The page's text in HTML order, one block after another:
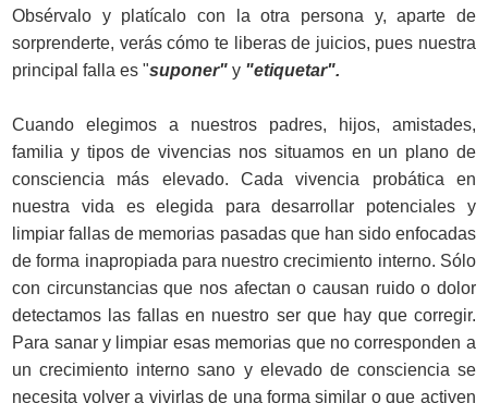
Obsérvalo y platícalo con la otra persona y, aparte de
sorprenderte, verás cómo te liberas de juicios, pues nuestra
principal falla es "suponer"y "etiquetar".
Cuando elegimos a nuestros padres, hijos, amistades,
familia y tipos de vivencias nos situamos en un plano de
consciencia más elevado. Cada vivencia probática en
nuestra vida es elegida para desarrollar potenciales y
limpiar fallas de memorias pasadas que han sido enfocadas
de forma inapropiada para nuestro crecimiento interno. Sólo
con circunstancias que nos afectan o causan ruido o dolor
detectamos las fallas en nuestro ser que hay que corregir.
Para sanar y limpiar esas memorias que no corresponden a
un crecimiento interno sano y elevado de consciencia se
necesita volver a vivirlas de una forma similar o que activen